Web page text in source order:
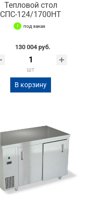
Тепловой стол
СПС-124/1700НТ
под заказ
130 004 руб.
шт
В корзину